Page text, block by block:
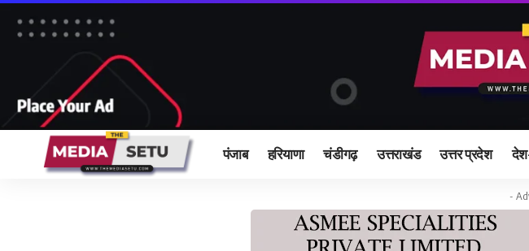
पंजाब हरियाणा चंडीगढ़ उत्तराखंड उत्तर प्रदेश
-